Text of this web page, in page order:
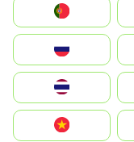
Nederland
Portugal
România
Slovensko
United States
Vietnam